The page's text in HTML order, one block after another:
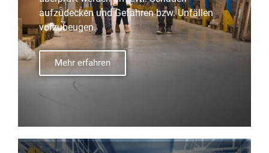
aufzudecken und Gefahren bzw. Unfällen
vorzubeugen.
Mehr erfahren